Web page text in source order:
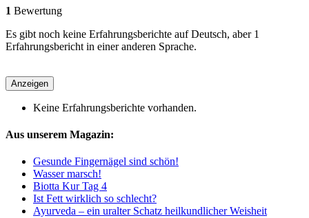
1 Bewertung
Es gibt noch keine Erfahrungsberichte auf Deutsch, aber 1
Erfahrungsbericht in einer anderen Sprache.
Anzeigen
Keine Erfahrungsberichte vorhanden.
Aus unserem Magazin:
Gesunde Fingernägel sind schön!
Wasser marsch!
Biotta Kur Tag 4
Ist Fett wirklich so schlecht?
Ayurveda – ein uralter Schatz heilkundlicher Weisheit